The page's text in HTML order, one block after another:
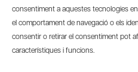
consentiment a aquestes tecnologies
el comportament de navegació o els
consentir o retirar el consentiment pot
característiques i funcions.